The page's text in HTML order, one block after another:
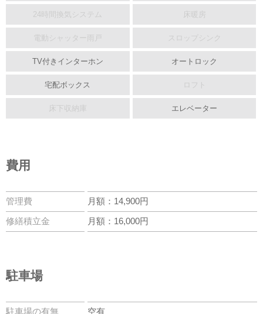
24時間換気システム 床暖房
電動シャッター雨戸 スロップシンク
TV付きインターホン オートロック
宅配ボックス ロフト
床下収納庫 エレベーター
費用
管理費 月額：14,900円
修繕積立金 月額：16,000円
駐車場
駐車場の有無 空有